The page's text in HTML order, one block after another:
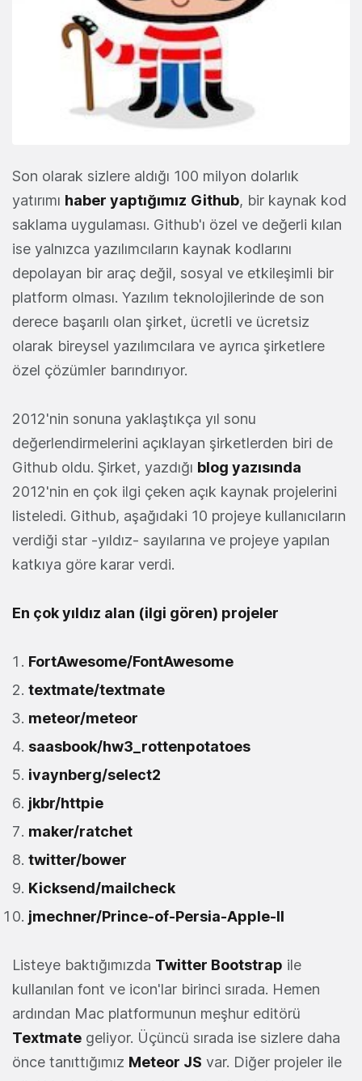
Son olarak sizlere aldığı 100 milyon dolarlık
yatırımı haber yaptığımız Github, bir kaynak kod
saklama uygulaması. Github'ı özel ve değerli kılan
ise yalnızca yazılımcıların kaynak kodlarını
depolayan bir araç değil, sosyal ve etkileşimli bir
platform olması. Yazılım teknolojilerinde de son
derece başarılı olan şirket, ücretli ve ücretsiz
olarak bireysel yazılımcılara ve ayrıca şirketlere
özel çözümler barındırıyor.
2012'nin sonuna yaklaştıkça yıl sonu
değerlendirmelerini açıklayan şirketlerden biri de
Github oldu. Şirket, yazdığı blog yazısında
2012'nin en çok ilgi çeken açık kaynak projelerini
listeledi. Github, aşağıdaki 10 projeye kullanıcıların
verdiği star -yıldız- sayılarına ve projeye yapılan
katkıya göre karar verdi.
En çok yıldız alan (ilgi gören) projeler
FortAwesome/FontAwesome
textmate/textmate
meteor/meteor
saasbook/hw3_rottenpotatoes
ivaynberg/select2
jkbr/httpie
maker/ratchet
twitter/bower
Kicksend/mailcheck
jmechner/Prince-of-Persia-Apple-II
Listeye baktığımızda Twitter Bootstrap ile
kullanılan font ve icon'lar birinci sırada. Hemen
ardından Mac platformunun meşhur editörü
Textmate geliyor. Üçüncü sırada ise sizlere daha
önce tanıttığımız Meteor JS var. Diğer projeler ile